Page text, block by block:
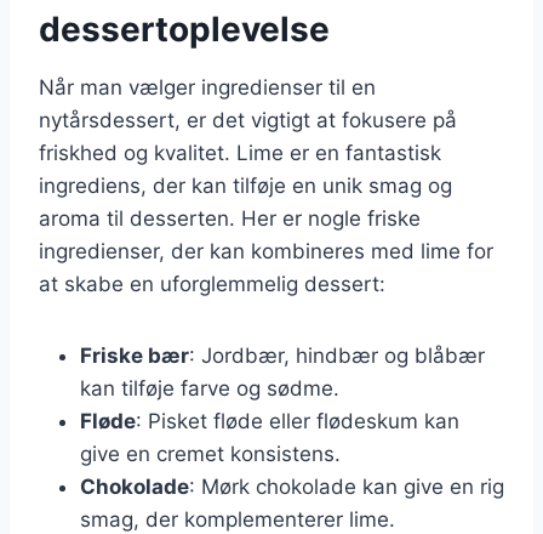
dessertoplevelse
Når man vælger ingredienser til en
nytårsdessert, er det vigtigt at fokusere på
friskhed og kvalitet. Lime er en fantastisk
ingrediens, der kan tilføje en unik smag og
aroma til desserten. Her er nogle friske
ingredienser, der kan kombineres med lime for
at skabe en uforglemmelig dessert:
Friske bær: Jordbær, hindbær og blåbær
kan tilføje farve og sødme.
Fløde: Pisket fløde eller flødeskum kan
give en cremet konsistens.
Chokolade: Mørk chokolade kan give en rig
smag, der komplementerer lime.